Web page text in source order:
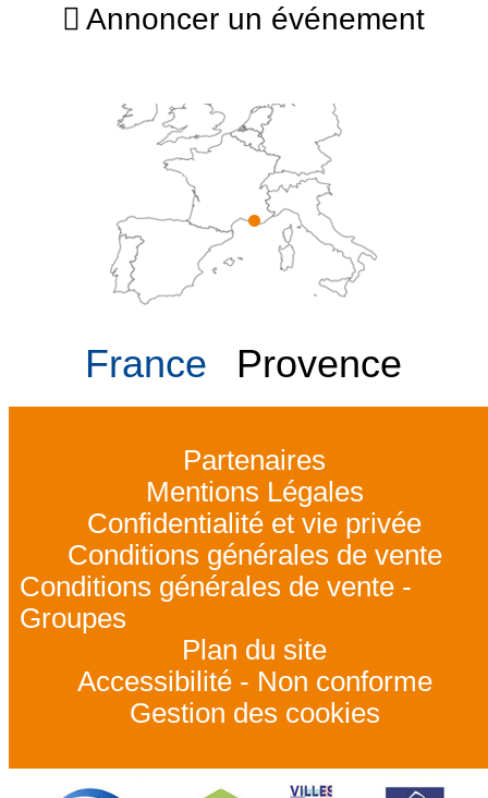
Annoncer un événement
France Provence
Partenaires
Mentions Légales
Confidentialité et vie privée
Conditions générales de vente
Conditions générales de vente -
Groupes
Plan du site
Accessibilité - Non conforme
Gestion des cookies